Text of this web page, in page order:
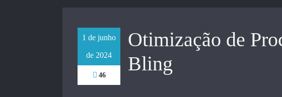
1 de junho
de 2024
46
Otimização de
Bling